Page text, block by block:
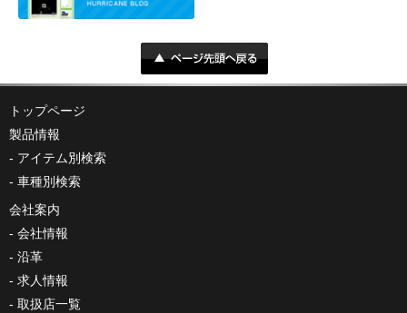
トップページ
製品情報
アイテム別検索
車種別検索
会社案内
会社情報
沿革
求人情報
取扱店一覧